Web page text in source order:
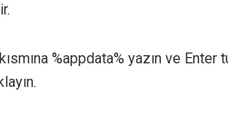
%appdata% yazın ve